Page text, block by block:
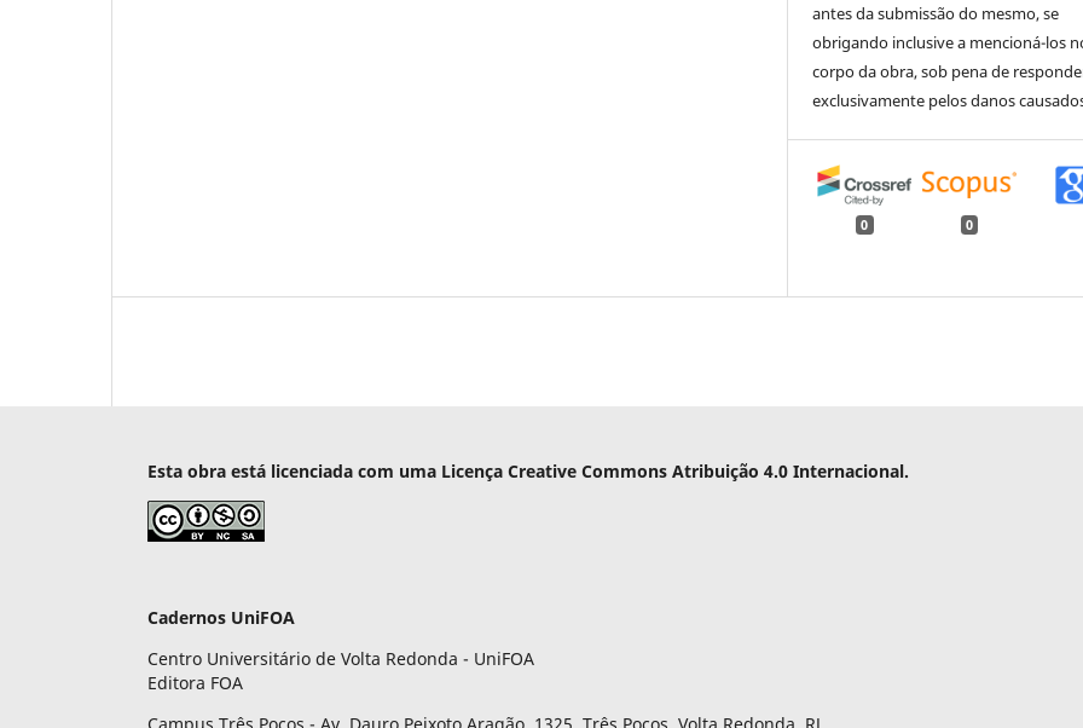
antes da submissão do mesmo, se
obrigando inclusive a mencioná-los
corpo da obra, sob pena de
exclusivamente pelos danos
0 0
Esta obra está licenciada com uma Licença Creative Commons Atribuição 4.0 Internacional.
Cadernos UniFOA
Centro Universitário de Volta Redonda - UniFOA
Editora FOA